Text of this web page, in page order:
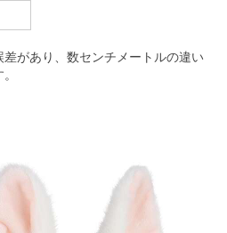
があり、数センチメートルの違い